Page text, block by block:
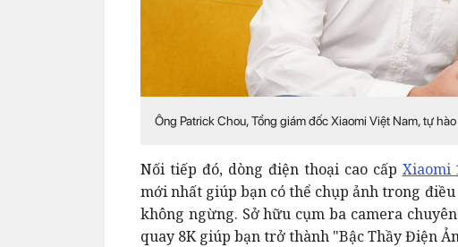
Ông Patrick Chou, Tổng giám đốc Xiaomi Việt Nam, tự
Nối tiếp đó, dòng điện thoại cao cấp Xiaomi
mới nhất giúp bạn có thể chụp ảnh trong
không ngừng. Sở hữu cụm ba camera
quay 8K giúp bạn trở thành "Bậc Thầy Điện